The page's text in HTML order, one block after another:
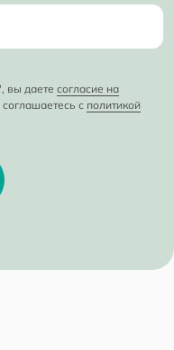
вы даете согласие на
соглашаетесь с политикой